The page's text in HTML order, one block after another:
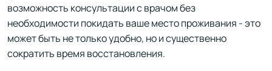
возможность консультации с врачом без
необходимости покидать ваше место проживания - это
может быть не только удобно, но и существенно
сократить время восстановления.